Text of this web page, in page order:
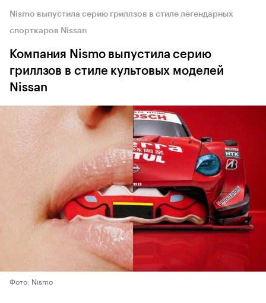
Nismo выпустила серию гриллзов в стиле легендарных
спорткаров Nissan
Компания Nismo выпустила серию
гриллзов в стиле культовых моделей
Nissan
Фото: Nismo